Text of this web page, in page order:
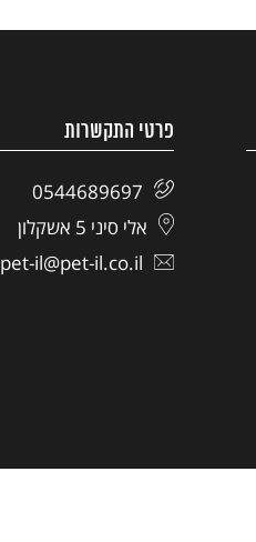
פרטי התקשרות
0544689697
אלי סיני 5 אשקלון
pet-il@pet-il.co.il